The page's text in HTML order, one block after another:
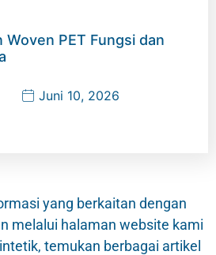
Woven PET Fungsi dan
Juni 10, 2026
yang berkaitan dengan
melalui halaman website kami
temukan berbagai artikel